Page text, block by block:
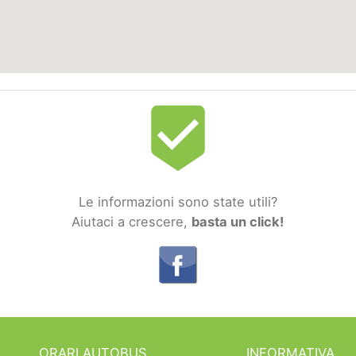
beenhere
Le informazioni sono state utili?
Aiutaci a crescere, basta un click!